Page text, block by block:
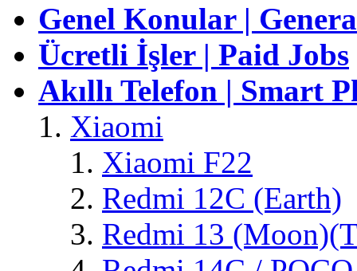
Genel Konular |
Ücretli İşler | Paid Jobs
Akıllı Telefon | Smart
Xiaomi
Xiaomi F22
Redmi 12C (Earth)
Redmi 13